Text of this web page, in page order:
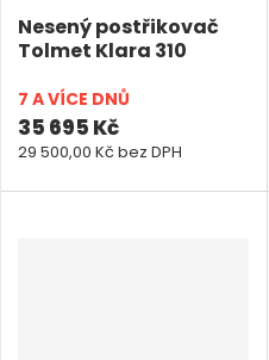
t
Nesený postřikovač
Tolmet Klara 310
35 695 Kč
29 500,00 Kč bez DPH
7 A VÍCE DNŮ